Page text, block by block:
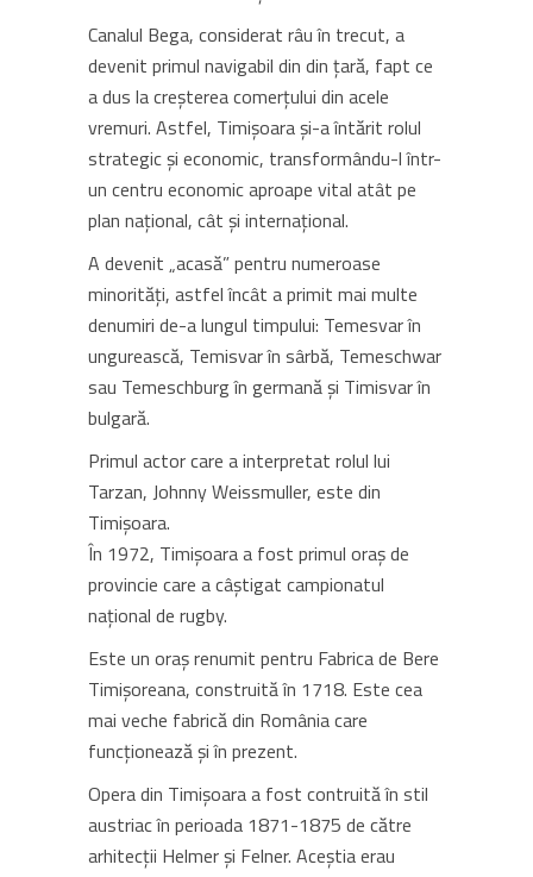
Canalul Bega, considerat râu în trecut, a
devenit primul navigabil din din țară, fapt ce
a dus la creșterea comerțului din acele
vremuri. Astfel, Timișoara și-a întărit rolul
strategic și economic, transformându-l într-
un centru economic aproape vital atât pe
plan național, cât și internațional.
A devenit „acasă” pentru numeroase
minorități, astfel încât a primit mai multe
denumiri de-a lungul timpului: Temesvar în
ungurească, Temisvar în sârbă, Temeschwar
sau Temeschburg în germană și Timisvar în
bulgară.
Primul actor care a interpretat rolul lui
Tarzan, Johnny Weissmuller, este din
Timișoara.
În 1972, Timișoara a fost primul oraș de
provincie care a câștigat campionatul
național de rugby.
Este un oraș renumit pentru Fabrica de Bere
Timișoreana, construită în 1718. Este cea
mai veche fabrică din România care
funcționează și în prezent.
Opera din Timișoara a fost contruită în stil
austriac în perioada 1871-1875 de către
arhitecții Helmer și Felner. Aceștia erau